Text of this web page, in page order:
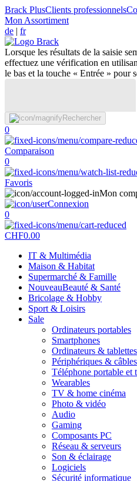
Brack PlusClients professionnels
Mon Assortiment
de | fr
Lorsque les résultats de la saisie
effectuez une vérification en
le bas et la touche « Entrée » pour
Rechercher
0
Comparaison
0
Favoris
Mon
Connexion
0
CHF0.00
IT & Multimédia
Maison & Habitat
Supermarché & Famille
NouveauBeauté & Santé
Bricolage & Hobby
Sport & Loisirs
Sale
Ordinateurs portables
Smartphones
Ordinateurs & tablettes
Périphériques & câbles
Téléphone portable et
Wearables
TV & home cinéma
Photo & vidéo
Audio
Gaming
Composants PC
Réseau & serveurs
Son & éclairage
Logiciels
Sécurité informatique